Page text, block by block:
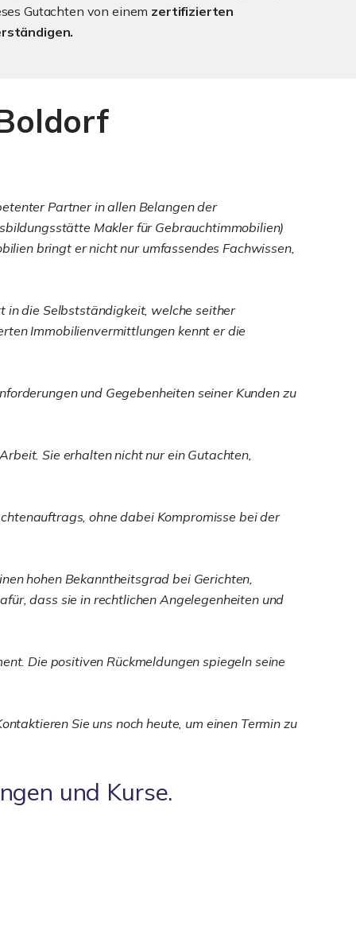
Gutachten von einem zertifizierten
Partner in allen Belangen der
Makler für Gebrauchtimmobilien)
bringt er nicht nur umfassendes Fachwissen,
in die Selbstständigkeit, welche seither
Immobilienvermittlungen kennt er die
und Gegebenheiten seiner Kunden zu
Sie erhalten nicht nur ein Gutachten,
ohne dabei Kompromisse bei der
hohen Bekanntheitsgrad bei Gerichten,
dass sie in rechtlichen Angelegenheiten und
Die positiven Rückmeldungen spiegeln seine
Sie uns noch heute, um einen Termin zu
und Kurse.